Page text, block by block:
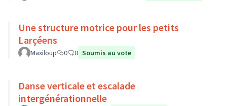
Une structure motrice pour les petits
Larçéens
Maxiloup 0 0 Soumis au vote
Danse verticale et escalade
intergénérationnelle